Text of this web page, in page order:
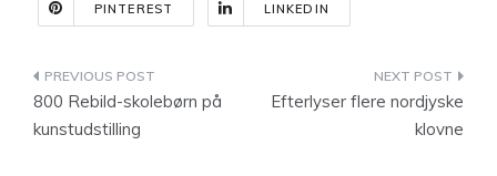
PINTEREST LINKEDIN
Indlægsnavigation
800 Rebild-skolebørn på
kunstudstilling
Efterlyser flere nordjyske
klovne